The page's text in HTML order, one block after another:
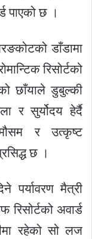
पाएको छ ।
डाँडामा
रिसोर्टको
छाँयाले डुबुल्की
र सुर्योदय हेर्दै
र उत्कृष्ट
छ ।
पर्यावरण मैत्री
अवार्ड
रहेको सो लज